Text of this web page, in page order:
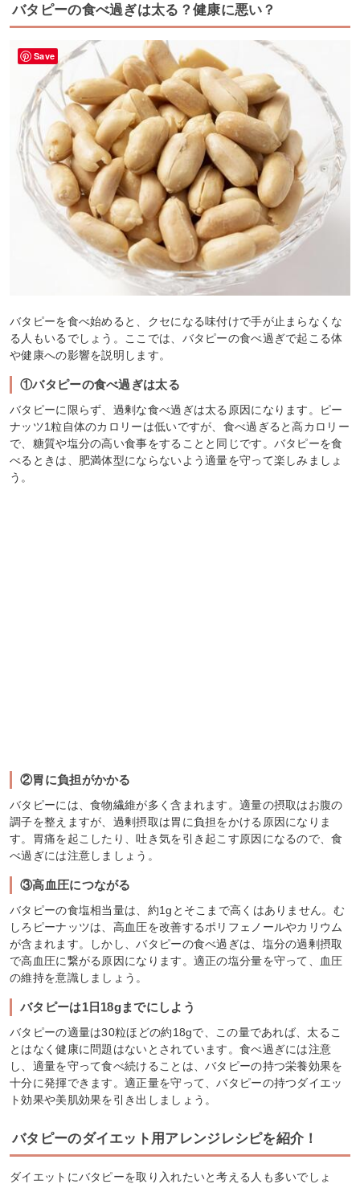
バタピーの食べ過ぎは太る？健康に悪い？
バタピーを食べ始めると、クセになる味付けで手が止まらなくな
る人もいるでしょう。ここでは、バタピーの食べ過ぎで起こる体
や健康への影響を説明します。
①バタピーの食べ過ぎは太る
バタピーに限らず、過剰な食べ過ぎは太る原因になります。ピー
ナッツ1粒自体のカロリーは低いですが、食べ過ぎると高カロリー
で、糖質や塩分の高い食事をすることと同じです。バタピーを食
べるときは、肥満体型にならないよう適量を守って楽しみましょ
う。
②胃に負担がかかる
バタピーには、食物繊維が多く含まれます。適量の摂取はお腹の
調子を整えますが、過剰摂取は胃に負担をかける原因になりま
す。胃痛を起こしたり、吐き気を引き起こす原因になるので、食
べ過ぎには注意しましょう。
③高血圧につながる
バタピーの食塩相当量は、約1gとそこまで高くはありません。む
しろピーナッツは、高血圧を改善するポリフェノールやカリウム
が含まれます。しかし、バタピーの食べ過ぎは、塩分の過剰摂取
で高血圧に繋がる原因になります。適正の塩分量を守って、血圧
の維持を意識しましょう。
バタピーは1日18gまでにしよう
バタピーの適量は30粒ほどの約18gで、この量であれば、太るこ
とはなく健康に問題はないとされています。食べ過ぎには注意
し、適量を守って食べ続けることは、バタピーの持つ栄養効果を
十分に発揮できます。適正量を守って、バタピーの持つダイエッ
ト効果や美肌効果を引き出しましょう。
バタピーのダイエット用アレンジレシピを紹介！
ダイエットにバタピーを取り入れたいと考える人も多いでしょ
Save